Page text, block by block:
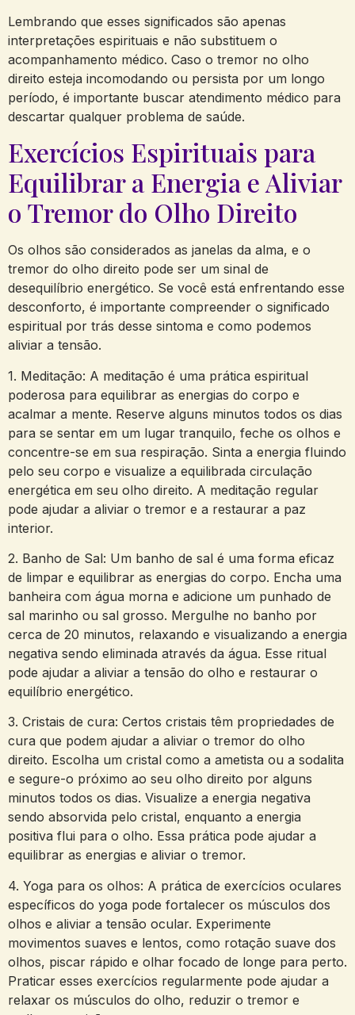
Lembrando que esses significados são ‌apenas
interpretações espirituais e não substituem​ o
‌acompanhamento médico. Caso o tremor no olho⁤
direito esteja incomodando ou persista por um longo
⁢período,⁤ é importante⁢ buscar ⁣atendimento médico ‍para ​
descartar qualquer problema ‌de saúde.
Exercícios Espirituais ‍para
Equilibrar a Energia e ⁢Aliviar⁢
o ⁤Tremor⁤ do Olho‌ Direito
Os olhos são ​considerados as janelas⁢ da alma, e ‌o
tremor do ‌olho direito pode ser ⁤um ​sinal de
desequilíbrio⁤ energético. ⁢Se você está‍ enfrentando esse
⁤desconforto, é importante compreender o significado
‌espiritual por trás desse sintoma e ⁣como podemos
aliviar a⁣ tensão.
1. Meditação: A⁢ meditação ⁢é⁣ uma prática ⁢espiritual
poderosa ⁤para ⁣equilibrar ⁢as ⁤energias⁢ do⁤ corpo e
acalmar a mente. Reserve alguns minutos ⁢todos os dias
para se⁣ sentar em‍ um lugar ⁤tranquilo, feche os olhos⁣ e
‌concentre-se em sua respiração. ‍Sinta a energia fluindo
​pelo ​seu corpo ⁤e ‍visualize a equilibrada circulação
‍energética⁣ em seu ⁣olho direito.⁣ A meditação regular
pode ajudar‌ a aliviar​ o tremor e a ⁢restaurar a⁤ paz
interior.
2. ⁢Banho de Sal:‍ Um banho de sal é ‌uma forma ‌eficaz
de‌ limpar‌ e equilibrar ‍as​ energias do corpo. Encha uma
banheira com⁢ água‌ morna e adicione um punhado de
sal marinho ou sal ⁢grosso. Mergulhe no banho por
⁢cerca de 20 ‌minutos, relaxando e ‍visualizando ‍a ‌energia
negativa sendo eliminada através da água. Esse ritual⁤
pode ajudar a aliviar a‌ tensão do‌ olho e restaurar o
equilíbrio⁣ energético.
3. Cristais de cura: Certos cristais têm ‍propriedades de⁣
cura que podem ‌ajudar ‍a⁤ aliviar o tremor ‌do olho
direito. Escolha um cristal como a ametista ou a sodalita⁢
e⁤ segure-o​ próximo⁢ ao seu olho direito por alguns
minutos todos ‌os ‍dias. ⁤Visualize a energia negativa‍
sendo⁢ absorvida pelo cristal,⁣ enquanto a‍ energia
positiva flui para o olho.⁤ Essa prática pode ajudar a
equilibrar as energias e⁤ aliviar o tremor.
4. Yoga para os olhos: A prática de exercícios oculares
específicos do‍ yoga ⁢pode⁣ fortalecer‌ os músculos⁢ dos
‍olhos ‌e aliviar a tensão ocular. Experimente
movimentos suaves e lentos, como rotação suave dos⁤
olhos, piscar‌ rápido e olhar focado de longe para ⁤perto.
‌Praticar esses ​exercícios regularmente ⁣pode ⁤ajudar a
relaxar os músculos do olho, reduzir o tremor e